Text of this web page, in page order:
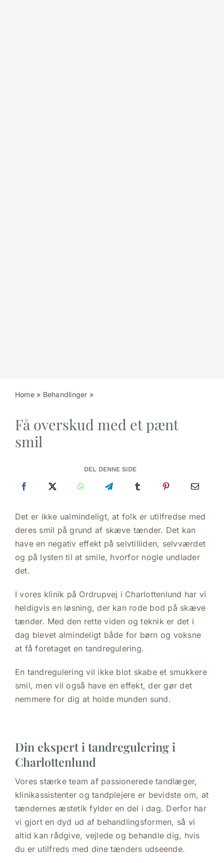
Home» Behandlinger »
Få overskud med et pænt
smil
DEL DENNE SIDE
Det er ikke ualmindeligt, at folk er utilfredse med
deres smil på grund af skæve tænder. Det kan
have en negativ effekt på selvtilliden, selvværdet
og på lysten til at smile, hvorfor nogle undlader
det.
I vores klinik på Ordrupvej i Charlottenlund har vi
heldigvis en løsning, der kan rode bod på skæve
tænder. Med den rette viden og teknik er det i
dag blevet almindeligt både for børn og voksne
at få foretaget en tandregulering.
En tandregulering vil ikke blot skabe et smukkere
smil, men vil også have en effekt, der gør det
nemmere for dig at holde munden sund.
Din ekspert i tandregulering i
Charlottenlund
Vores stærke team af passionerede tandlæger,
klinikassistenter og tandplejere er bevidste om, at
tændernes æstetik fylder en del i dag. Derfor har
vi gjort en dyd ud af behandlingsformen, så vi
altid kan rådgive, vejlede og behandle dig, hvis
du er utilfreds med dine tænders udseende.